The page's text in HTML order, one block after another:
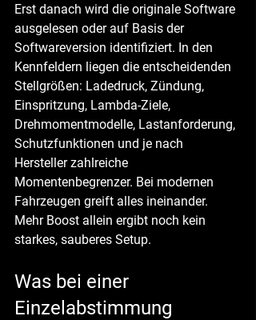
Erst danach wird die originale Software
ausgelesen oder auf Basis der
Softwareversion identifiziert. In den
Kennfeldern liegen die entscheidenden
Stellgrößen: Ladedruck, Zündung,
Einspritzung, Lambda-Ziele,
Drehmomentmodelle, Lastanforderung,
Schutzfunktionen und je nach
Hersteller zahlreiche
Momentenbegrenzer. Bei modernen
Fahrzeugen greift alles ineinander.
Mehr Boost allein ergibt noch kein
starkes, sauberes Setup.
Was bei einer
Einzelabstimmung